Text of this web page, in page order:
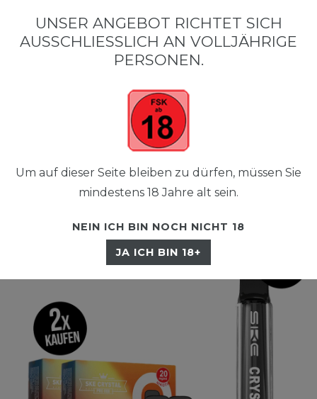
☰
UNSER ANGEBOT RICHTET SICH
AUSSCHLIESSLICH AN VOLLJÄHRIGE P
ERSONEN.
Um auf dieser Seite bleiben zu dürfen, müssen Sie
mindestens 18 Jahre alt sein.
NEIN ICH BIN NOCH NICHT 18
JA ICH BIN 18+